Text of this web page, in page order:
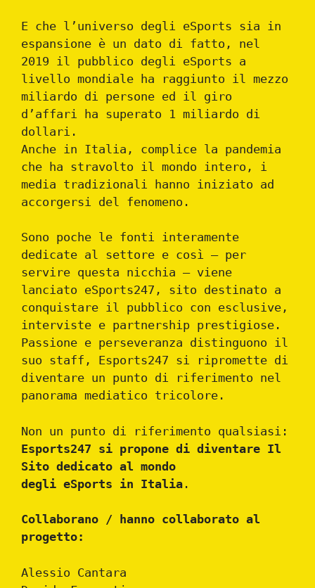
E che l’universo degli eSports sia in
espansione è un dato di fatto, nel
2019 il pubblico degli eSports a
livello mondiale ha raggiunto il mezzo
miliardo di persone ed il giro
d’affari ha superato 1 miliardo di
dollari.
Anche in Italia, complice la pandemia
che ha stravolto il mondo intero, i
media tradizionali hanno iniziato ad
accorgersi del fenomeno.
Sono poche le fonti interamente
dedicate al settore e così – per
servire questa nicchia – viene
lanciato eSports247, sito destinato a
conquistare il pubblico con esclusive,
interviste e partnership prestigiose.
Passione e perseveranza distinguono il
suo staff, Esports247 si ripromette di
diventare un punto di riferimento nel
panorama mediatico tricolore.
Non un punto di riferimento qualsiasi:
Esports247 si propone di diventare Il
Sito dedicato al mondo
degli eSports in Italia .
Collaborano / hanno collaborato al
progetto:
Alessio Cantara